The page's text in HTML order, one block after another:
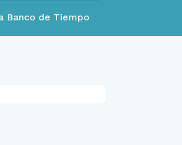
Banco de Tiempo